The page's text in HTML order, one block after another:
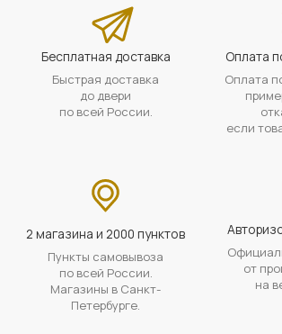
Бесплатная доставка
Быстрая доставка
до двери
по всей России.
Оплата
Оплата
если
2 магазина и 2000 пунктов
Пункты самовывоза
по всей России.
Магазины в Санкт-
Петербурге.
от
на